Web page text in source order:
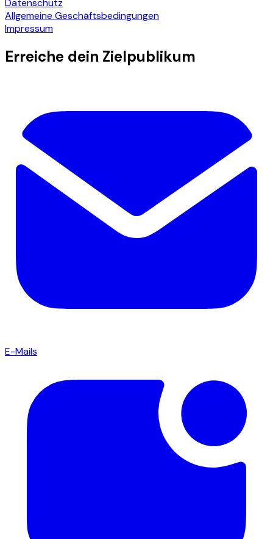
Datenschutz
Allgemeine Geschäftsbedingungen
Impressum
Erreiche dein Zielpublikum
E-Mails